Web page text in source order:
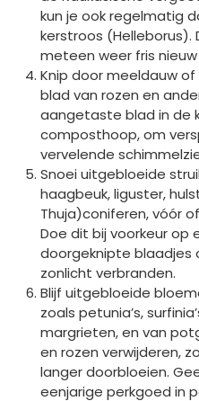
kun je ook regelmatig
kerstroos (Helleborus).
meteen weer fris
Knip door meeldauw
blad van rozen en
aangetaste blad in de
composthoop, om
vervelende
Snoei uitgebloeide
haagbeuk, liguster,
Thuja)coniferen, vóór
Doe dit bij voorkeur op
doorgeknipte blaadjes
zonlicht verbranden.
Blijf uitgebloeide
zoals petunia’s,
margrieten, en van
en rozen verwijderen,
langer doorbloeien.
eenjarige perkgoed in